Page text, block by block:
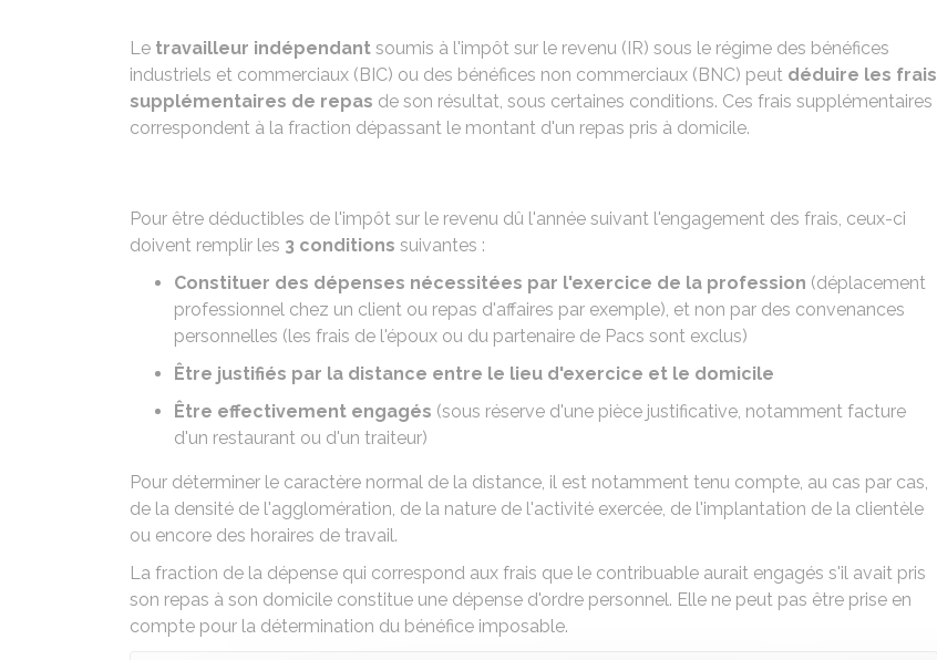
Le travailleur indépendant soumis à l'impôt sur le revenu (IR) sous le régime des bénéfices
industriels et commerciaux (BIC) ou des bénéfices non commerciaux (BNC) peut déduire les frais
supplémentaires de repas de son résultat, sous certaines conditions. Ces frais supplémentaires
correspondent à la fraction dépassant le montant d'un repas pris à domicile.
Pour être déductibles de l'impôt sur le revenu dû l'année suivant l'engagement des frais, ceux-ci
doivent remplir les 3 conditions suivantes :
Constituer des dépenses nécessitées par l'exercice de la profession (déplacement
professionnel chez un client ou repas d'affaires par exemple), et non par des convenances
personnelles (les frais de l'époux ou du partenaire de Pacs sont exclus)
Être justifiés par la distance entre le lieu d'exercice et le domicile
Être effectivement engagés (sous réserve d'une pièce justificative, notamment facture
d'un restaurant ou d'un traiteur)
Pour déterminer le caractère normal de la distance, il est notamment tenu compte, au cas par cas,
de la densité de l'agglomération, de la nature de l'activité exercée, de l'implantation de la clientèle
ou encore des horaires de travail.
La fraction de la dépense qui correspond aux frais que le contribuable aurait engagés s'il avait pris
son repas à son domicile constitue une dépense d'ordre personnel. Elle ne peut pas être prise en
compte pour la détermination du bénéfice imposable.